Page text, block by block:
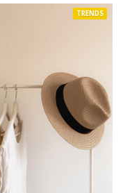
TRENDS